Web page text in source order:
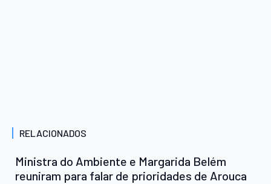
RELACIONADOS
Ministra do Ambiente e Margarida Belém
reuniram para falar de prioridades de Arouca